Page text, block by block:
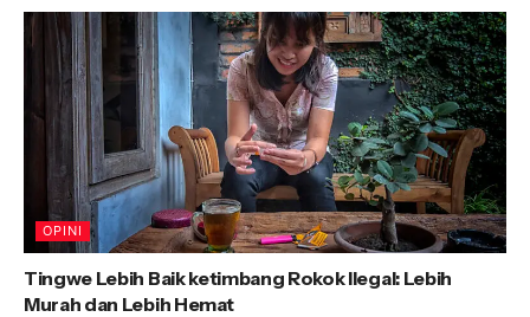
OPINI
Tingwe Lebih Baik ketimbang Rokok Ilegal: Lebih
Murah dan Lebih Hemat